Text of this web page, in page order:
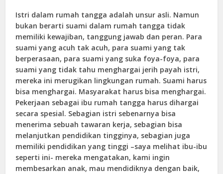
Istri dalam rumah tangga adalah unsur asli. Namun
bukan berarti suami dalam rumah tangga tidak
memiliki kewajiban, tanggung jawab dan peran. Para
suami yang acuh tak acuh, para suami yang tak
berperasaan, para suami yang suka foya-foya, para
suami yang tidak tahu menghargai jerih payah istri,
mereka ini merugikan lingkungan rumah. Suami harus
bisa menghargai. Masyarakat harus bisa menghargai.
Pekerjaan sebagai ibu rumah tangga harus dihargai
secara spesial. Sebagian istri sebenarnya bisa
menerima sebuah tawaran kerja, sebagian bisa
melanjutkan pendidikan tingginya, sebagian juga
memiliki pendidikan yang tinggi –saya melihat ibu-ibu
seperti ini- mereka mengatakan, kami ingin
membesarkan anak, mau mendidiknya dengan baik,